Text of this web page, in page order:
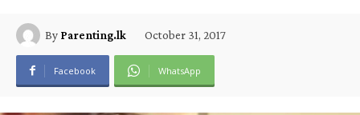
By Parenting.lk October 31, 2017
Facebook WhatsApp